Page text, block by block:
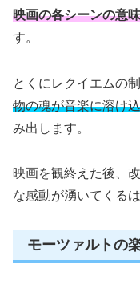
映画の各シーンの意
す。
とくにレクイエムの
物の魂が音楽に溶け
み出します。
映画を観終えた後、
な感動が湧いてくるは
モーツァルトの